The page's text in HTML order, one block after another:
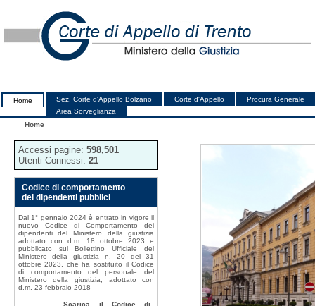
Home Sez. Corte d'Appello Bolzano Corte d'Appello
Procura Generale
Area Sorveglianza
Home
Accessi pagine: 598,501
Utenti Connessi: 21
Codice di comportamento
dei dipendenti pubblici
Dal 1° gennaio 2024 è entrato in vigore il
nuovo Codice di Comportamento dei
dipendenti del Ministero della giustizia
adottato con d.m. 18 ottobre 2023 e
pubblicato sul Bollettino Ufficiale del
Ministero della giustizia n. 20 del 31
ottobre 2023, che ha sostituito il Codice
di comportamento del personale del
Ministero della giustizia, adottato con
d.m. 23 febbraio 2018
Scarica il Codice di